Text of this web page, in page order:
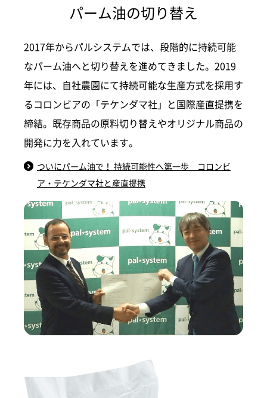
パーム油の切り替え
2017年からパルシステムでは、段階的に持続可能
なパーム油へと切り替えを進めてきました。2019
年には、自社農園にて持続可能な生産方式を採用す
るコロンビアの「テケンダマ社」と国際産直提携を
締結。既存商品の原料切り替えやオリジナル商品の
開発に力を入れています。
ついにパーム油で！ 持続可能性へ第一歩 コロンビ
ア・テケンダマ社と産直提携